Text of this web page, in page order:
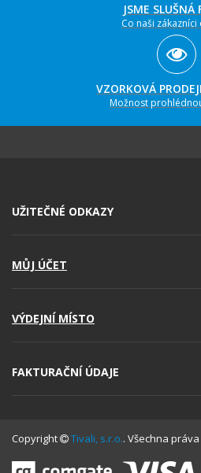
JSME SLUŠNÁ
Co naši zákazníci
VZORKOVÁ
Možnost
UŽITEČNÉ ODKAZY
MŮJ ÚČET
VÝDEJNÍ MÍSTO
FAKTURAČNÍ ÚDAJE
Copyright Tivali, s.r.o.. Všechna